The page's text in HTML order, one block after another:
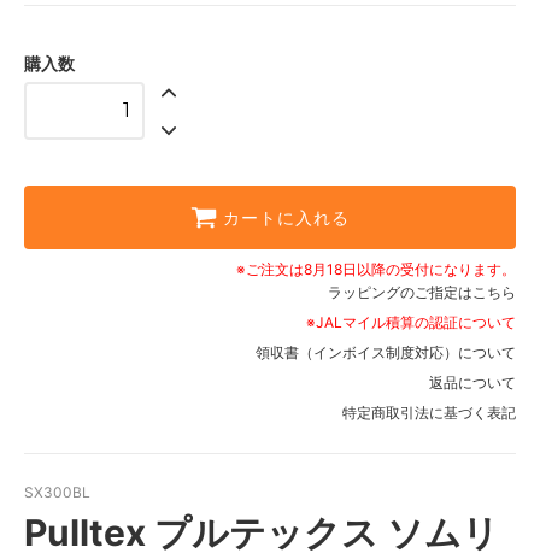
購入数
カートに入れる
※ご注文は8月18日以降の受付になります。
ラッピングのご指定はこちら
※JALマイル積算の認証について
領収書（インボイス制度対応）について
返品について
特定商取引法に基づく表記
SX300BL
Pulltex プルテックス ソムリ